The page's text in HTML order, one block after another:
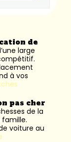
de
large
à vos
pas cher
de la
famille.
voiture au